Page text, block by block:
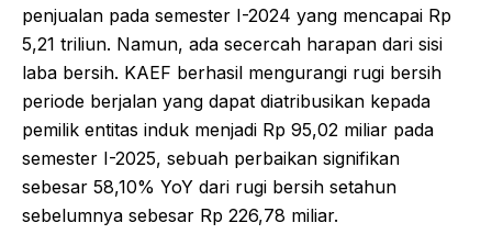
penjualan pada semester I-2024 yang mencapai Rp
5,21 triliun. Namun, ada secercah harapan dari sisi
laba bersih. KAEF berhasil mengurangi rugi bersih
periode berjalan yang dapat diatribusikan kepada
pemilik entitas induk menjadi Rp 95,02 miliar pada
semester I-2025, sebuah perbaikan signifikan
sebesar 58,10% YoY dari rugi bersih setahun
sebelumnya sebesar Rp 226,78 miliar.